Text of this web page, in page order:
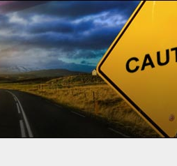
Ouvrir un compte
instantanée